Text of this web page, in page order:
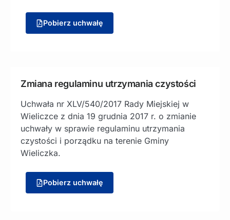
Pobierz uchwałę
Zmiana regulaminu utrzymania czystości
Uchwała nr XLV/540/2017 Rady Miejskiej w
Wieliczce z dnia 19 grudnia 2017 r. o zmianie
uchwały w sprawie regulaminu utrzymania
czystości i porządku na terenie Gminy
Wieliczka.
Pobierz uchwałę